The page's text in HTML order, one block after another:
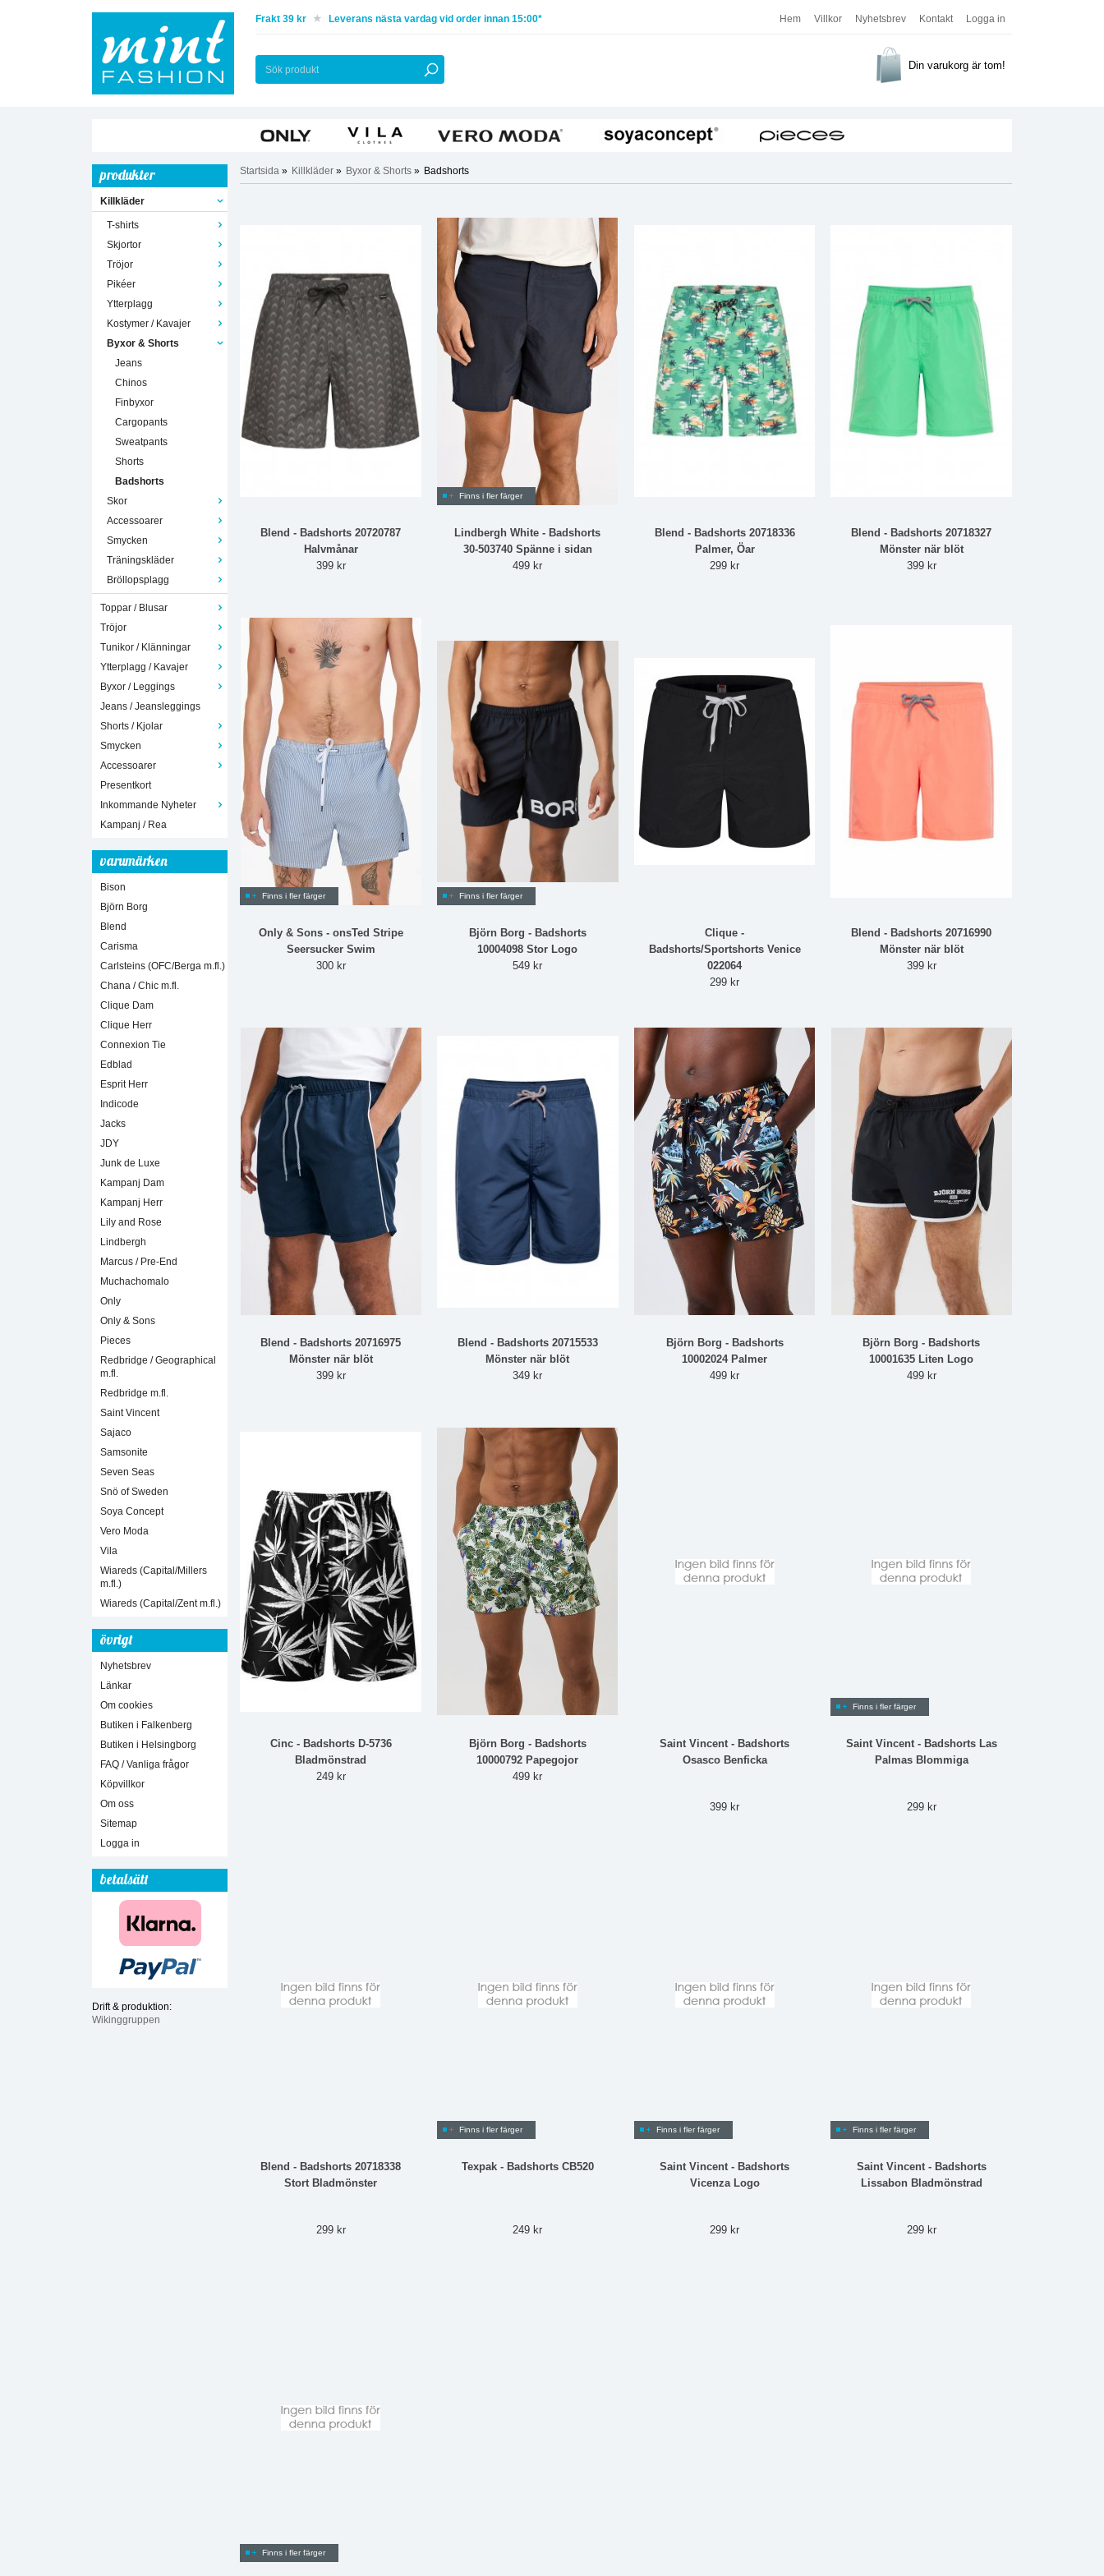
Hem Villkor Nyhetsbrev Kontakt Logga in
Frakt 39 kr Leverans nästa vardag vid order innan 15:00*
Din varukorg är tom!
produkter
Killkläder
T-shirts
Skjortor
Tröjor
Pikéer
Ytterplagg
Kostymer / Kavajer
Byxor & Shorts
Jeans
Chinos
Finbyxor
Cargopants
Sweatpants
Shorts
Badshorts
Skor
Accessoarer
Smycken
Träningskläder
Bröllopsplagg
Toppar / Blusar
Tröjor
Tunikor / Klänningar
Ytterplagg / Kavajer
Byxor / Leggings
Jeans / Jeansleggings
Shorts / Kjolar
Smycken
Accessoarer
Presentkort
Inkommande Nyheter
Kampanj / Rea
varumärken
Bison
Björn Borg
Blend
Carisma
Carlsteins (OFC/Berga m.fl.)
Chana / Chic m.fl.
Clique Dam
Clique Herr
Connexion Tie
Edblad
Esprit Herr
Indicode
Jacks
JDY
Junk de Luxe
Kampanj Dam
Kampanj Herr
Lily and Rose
Lindbergh
Marcus / Pre-End
Muchachomalo
Only
Only & Sons
Pieces
Redbridge / Geographical
m.fl.
Redbridge m.fl.
Saint Vincent
Sajaco
Samsonite
Seven Seas
Snö of Sweden
Soya Concept
Vero Moda
Vila
Wiareds (Capital/Millers
m.fl.)
Wiareds (Capital/Zent m.fl.)
övrigt
Nyhetsbrev
Länkar
Om cookies
Butiken i Falkenberg
Butiken i Helsingborg
FAQ / Vanliga frågor
Köpvillkor
Om oss
Sitemap
Logga in
betalsätt
Drift & produktion:
Wikinggruppen
Startsida » Killkläder » Byxor & Shorts » Badshorts
Blend - Badshorts 20720787
Halvmånar
399 kr
Finns i fler färger
Lindbergh White - Badshorts
30-503740 Spänne i sidan
499 kr
Blend - Badshorts 20718336
Palmer, Öar
299 kr
Blend - Badshorts 20718327
Mönster när blöt
399 kr
Finns i fler färger
Only & Sons - onsTed Stripe
Seersucker Swim
300 kr
Finns i fler färger
Björn Borg - Badshorts
10004098 Stor Logo
549 kr
Clique -
Badshorts/Sportshorts Venice
022064
299 kr
Blend - Badshorts 20716990
Mönster när blöt
399 kr
Blend - Badshorts 20716975
Mönster när blöt
399 kr
Blend - Badshorts 20715533
Mönster när blöt
349 kr
Björn Borg - Badshorts
10002024 Palmer
499 kr
Björn Borg - Badshorts
10001635 Liten Logo
499 kr
Cinc - Badshorts D-5736
Bladmönstrad
249 kr
Björn Borg - Badshorts
10000792 Papegojor
499 kr
Saint Vincent - Badshorts
Osasco Benficka
399 kr
Finns i fler färger
Saint Vincent - Badshorts Las
Palmas Blommiga
299 kr
Blend - Badshorts 20718338
Stort Bladmönster
299 kr
Finns i fler färger
Texpak - Badshorts CB520
249 kr
Finns i fler färger
Saint Vincent - Badshorts
Vicenza Logo
299 kr
Finns i fler färger
Saint Vincent - Badshorts
Lissabon Bladmönstrad
299 kr
Finns i fler färger